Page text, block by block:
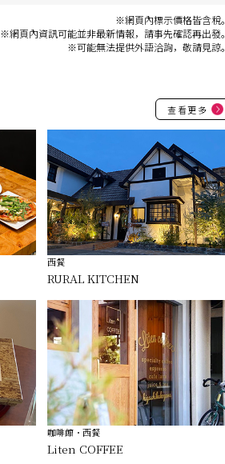
※網頁內標示價格皆含稅。
※網頁內資訊可能並非最新情報，請事先確認再出發。
※可能無法提供外語洽詢，敬請見諒。
查看更多
西餐
RURAL KITCHEN
咖啡館・西餐
Liten COFFEE